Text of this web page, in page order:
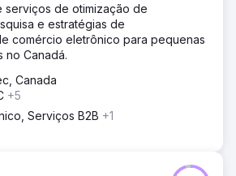
serviços de otimização de
e estratégias de
comércio eletrônico para pequenas
no Canadá.
Canada
+5
Serviços B2B +1